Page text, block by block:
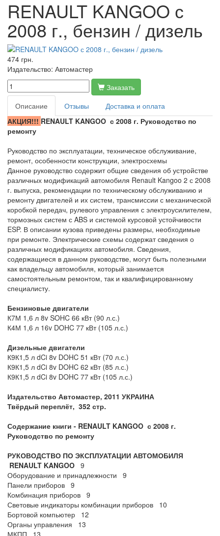
RENAULT KANGOO с
2008 г., бензин / дизель
474 грн.
Издательство: Автомастер
Заказать
Описание
Отзывы
Доставка и оплата
АКЦИЯ!!! RENAULT KANGOO с 2008 г. Руководство по
ремонту
Руководство по эксплуатации, техническое обслуживание,
ремонт, особенности конструкции, электросхемы
Данное руководство содержит общие сведения об устройстве
различных модификаций автомобиля Renault Kangoo 2 с 2008
г. выпуска, рекомендации по техническому обслуживанию и
ремонту двигателей и их систем, трансмиссии с механической
коробкой передач, рулевого управления с электроусилителем,
тормозных систем с ABS и системой курсовой устойчивости
ESP. В описании кузова приведены размеры, необходимые
при ремонте. Электрические схемы содержат сведения о
различных модификациях автомобиля. Сведения,
содержащиеся в данном руководстве, могут быть полезными
как владельцу автомобиля, который занимается
самостоятельным ремонтом, так и квалифицированному
специалисту.
Бензиновые двигатели
К7М 1,6 л 8v SOHC 66 кВт (90 л.с.)
К4М 1,6 л 16v DOHC 77 кВт (105 л.с.)
Дизельные двигатели
К9К1,5 л dCi 8v DOHC 51 кВт (70 л.с.)
К9К1,5 л dCi 8v DOHC 62 кВт (85 л.с.)
К9К1,5 л dCi 8v DOHC 77 кВт (105 л.с.)
Издательство Автомастер, 2011 УКРАИНА
Твёрдый переплёт, 352 стр.
Содержание книги - RENAULT KANGOO с 2008 г.
Руководство по ремонту
РУКОВОДСТВО ПО ЭКСПЛУАТАЦИИ АВТОМОБИЛЯ
RENAULT KANGOO 9
Оборудование и принадлежности 9
Панели приборов 9
Комбинация приборов 9
Световые индикаторы комбинации приборов 10
Бортовой компьютер 12
Органы управления 13
МКПП 13